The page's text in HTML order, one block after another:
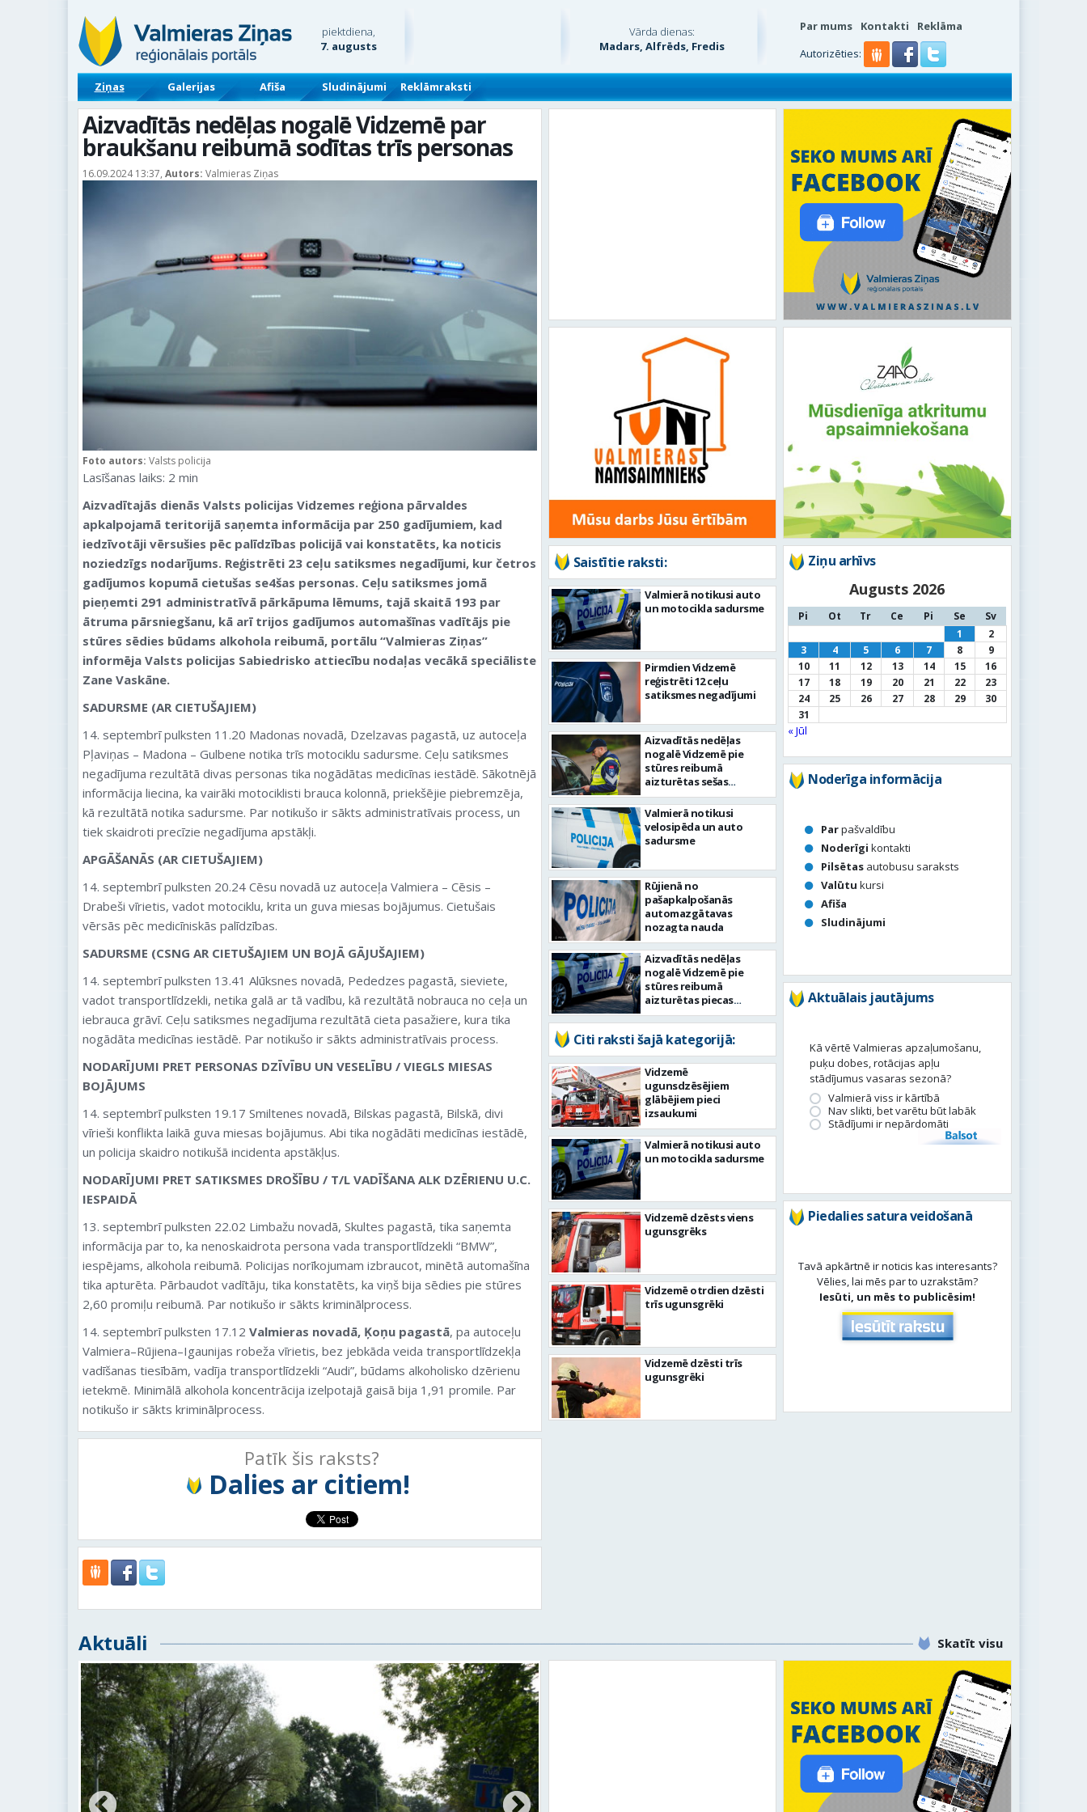
piektdiena,
7. augusts
Vārda dienas:
Madars, Alfrēds, Fredis
Par mums Kontakti
Reklāma
Autorizēties:
Ziņas Galerijas Afiša Sludinājumi Reklāmraksti
Aizvadītās nedēļas nogalē Vidzemē par
braukšanu reibumā sodītas trīs personas
16.09.2024 13:37, Autors: Valmieras Ziņas
Foto autors: Valsts policija
Lasīšanas laiks: 2 min
Aizvadītajās dienās Valsts policijas Vidzemes reģiona pārvaldes
apkalpojamā teritorijā saņemta informācija par 250 gadījumiem, kad
iedzīvotāji vērsušies pēc palīdzības policijā vai konstatēts, ka noticis
noziedzīgs nodarījums. Reģistrēti 23 ceļu satiksmes negadījumi, kur četros
gadījumos kopumā cietušas se4šas personas. Ceļu satiksmes jomā
pieņemti 291 administratīvā pārkāpuma lēmums, tajā skaitā 193 par
ātruma pārsniegšanu, kā arī trijos gadījumos automašīnas vadītājs pie
stūres sēdies būdams alkohola reibumā, portālu “Valmieras Ziņas”
informēja Valsts policijas Sabiedrisko attiecību nodaļas vecākā speciāliste
Zane Vaskāne.
SADURSME (AR CIETUŠAJIEM)
14. septembrī pulksten 11.20 Madonas novadā, Dzelzavas pagastā, uz autoceļa
Pļaviņas – Madona – Gulbene notika trīs motociklu sadursme. Ceļu satiksmes
negadījuma rezultātā divas personas tika nogādātas medicīnas iestādē. Sākotnējā
informācija liecina, ka vairāki motociklisti brauca kolonnā, priekšējie piebremzēja,
kā rezultātā notika sadursme. Par notikušo ir sākts administratīvais process, un
tiek skaidroti precīzie negadījuma apstākļi.
APGĀŠANĀS (AR CIETUŠAJIEM)
14. septembrī pulksten 20.24 Cēsu novadā uz autoceļa Valmiera – Cēsis –
Drabeši vīrietis, vadot motociklu, krita un guva miesas bojājumus. Cietušais
vērsās pēc medicīniskās palīdzības.
SADURSME (CSNG AR CIETUŠAJIEM UN BOJĀ GĀJUŠAJIEM)
14. septembrī pulksten 13.41 Alūksnes novadā, Pededzes pagastā, sieviete,
vadot transportlīdzekli, netika galā ar tā vadību, kā rezultātā nobrauca no ceļa un
iebrauca grāvī. Ceļu satiksmes negadījuma rezultātā cieta pasažiere, kura tika
nogādāta medicīnas iestādē. Par notikušo ir sākts administratīvais process.
NODARĪJUMI PRET PERSONAS DZĪVĪBU UN VESELĪBU / VIEGLS MIESAS
BOJĀJUMS
14. septembrī pulksten 19.17 Smiltenes novadā, Bilskas pagastā, Bilskā, divi
vīrieši konflikta laikā guva miesas bojājumus. Abi tika nogādāti medicīnas iestādē,
un policija skaidro notikušā incidenta apstākļus.
NODARĪJUMI PRET SATIKSMES DROŠĪBU / T/L VADĪŠANA ALK DZĒRIENU U.C.
IESPAIDĀ
13. septembrī pulksten 22.02 Limbažu novadā, Skultes pagastā, tika saņemta
informācija par to, ka nenoskaidrota persona vada transportlīdzekli “BMW”,
iespējams, alkohola reibumā. Policijas norīkojumam izbraucot, minētā automašīna
tika apturēta. Pārbaudot vadītāju, tika konstatēts, ka viņš bija sēdies pie stūres
2,60 promiļu reibumā. Par notikušo ir sākts kriminālprocess.
14. septembrī pulksten 17.12 Valmieras novadā, Ķoņu pagastā, pa autoceļu
Valmiera–Rūjiena–Igaunijas robeža vīrietis, bez jebkāda veida transportlīdzekļa
vadīšanas tiesībām, vadīja transportlīdzekli “Audi”, būdams alkoholisko dzērienu
ietekmē. Minimālā alkohola koncentrācija izelpotajā gaisā bija 1,91 promile. Par
notikušo ir sākts kriminālprocess.
Patīk šis raksts?
Dalies ar citiem!
Saistītie raksti:
Valmierā notikusi auto
un motocikla sadursme
Pirmdien Vidzemē
reģistrēti 12 ceļu
satiksmes negadījumi
Aizvadītās nedēļas
nogalē Vidzemē pie
stūres reibumā
aizturētas sešas
personas
Valmierā notikusi
velosipēda un auto
sadursme
Rūjienā no
pašapkalpošanās
automazgātavas
nozagta nauda
Aizvadītās nedēļas
nogalē Vidzemē pie
stūres reibumā
aizturētas piecas
personas
Citi raksti šajā kategorijā:
Vidzemē
ugunsdzēsējiem
glābējiem pieci
izsaukumi
Valmierā notikusi auto
un motocikla sadursme
Vidzemē dzēsts viens
ugunsgrēks
Vidzemē otrdien dzēsti
trīs ugunsgrēki
Vidzemē dzēsti trīs
ugunsgrēki
Ziņu arhīvs
Augusts 2026
Pi Ot Tr Ce Pi Se
Sv
1
2
3
4 5 6 7 8
9
10
11 12 13 14 15
16
17
18 19 20 21 22
23
24
25 26 27 28 29
30
31
« Jūl
Noderīga informācija
Parpašvaldību
Noderīgi kontakti
Pilsētas autobusu saraksts
Valūtu kursi
Afiša
Sludinājumi
Aktuālais jautājums
Kā vērtē Valmieras apzaļumošanu,
puķu dobes, rotācijas apļu
stādījumus vasaras sezonā?
Valmierā viss ir kārtībā
Nav slikti, bet varētu būt labāk
Stādījumi ir nepārdomāti
Balsot
Piedalies satura veidošanā
Tavā apkārtnē ir noticis kas interesants?
Vēlies, lai mēs par to uzrakstām?
Iesūti, un mēs to publicēsim!
Aktuāli Skatīt visu